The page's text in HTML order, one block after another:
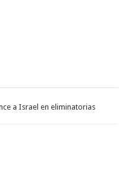
a Israel en eliminatorias